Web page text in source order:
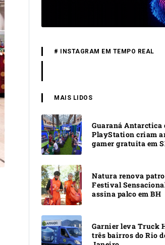
# INSTAGRAM EM TEMPO REAL
MAIS LIDOS
Guaraná Antarctica
PlayStation criam
gamer gratuita em
Natura renova
Festival
assina palco em BH
Garnier leva Truck
três bairros do Rio